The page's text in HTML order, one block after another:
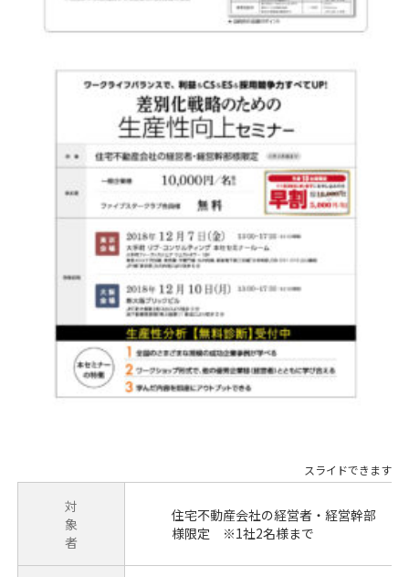
対
象
者
住宅不動産会社の経営者・経営幹部
様限定 ※1社2名様まで